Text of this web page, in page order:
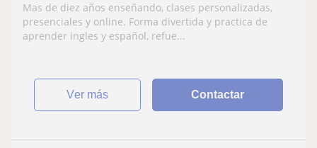
Mas de diez años enseñando, clases personalizadas,
presenciales y online. Forma divertida y practica de
aprender ingles y español, refue...
ver más Contactar